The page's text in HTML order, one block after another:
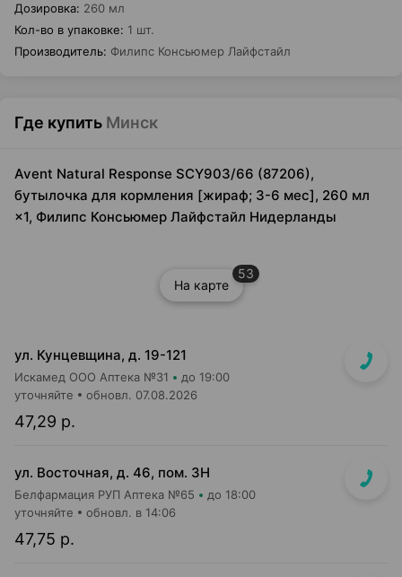
Дозировка: 260 мл
Кол-во в упаковке: 1 шт.
Производитель: Филипс Консьюмер Лайфстайл
Где купить Минск
Avent Natural Response SCY903/66 (87206),
бутылочка для кормления [жираф; 3-6 мес], 260 мл
×1, Филипс Консьюмер Лайфстайл Нидерланды
На карте
53
ул. Кунцевщина, д. 19-121
Искамед ООО Аптека №31 до 19:00
47,29 р.
уточняйте обновл. 07.08.2026
ул. Восточная, д. 46, пом. 3Н
Белфармация РУП Аптека №65 до 18:00
47,75 р.
уточняйте обновл. в 14:06